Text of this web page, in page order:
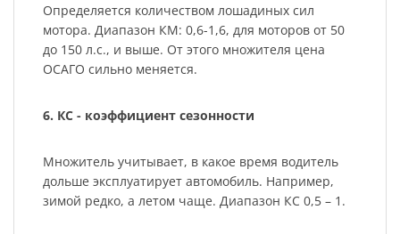
Определяется количеством лошадиных сил
мотора. Диапазон КМ: 0,6-1,6, для моторов от 50
до 150 л.с., и выше. От этого множителя цена
ОСАГО сильно меняется.
6. КС - коэффициент сезонности
Множитель учитывает, в какое время водитель
дольше эксплуатирует автомобиль. Например,
зимой редко, а летом чаще. Диапазон КС 0,5 – 1.